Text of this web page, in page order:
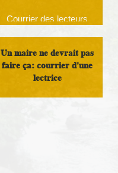
Courrier des lecteurs
Un maire ne devrait pas
faire ça: courrier d'une
lectrice